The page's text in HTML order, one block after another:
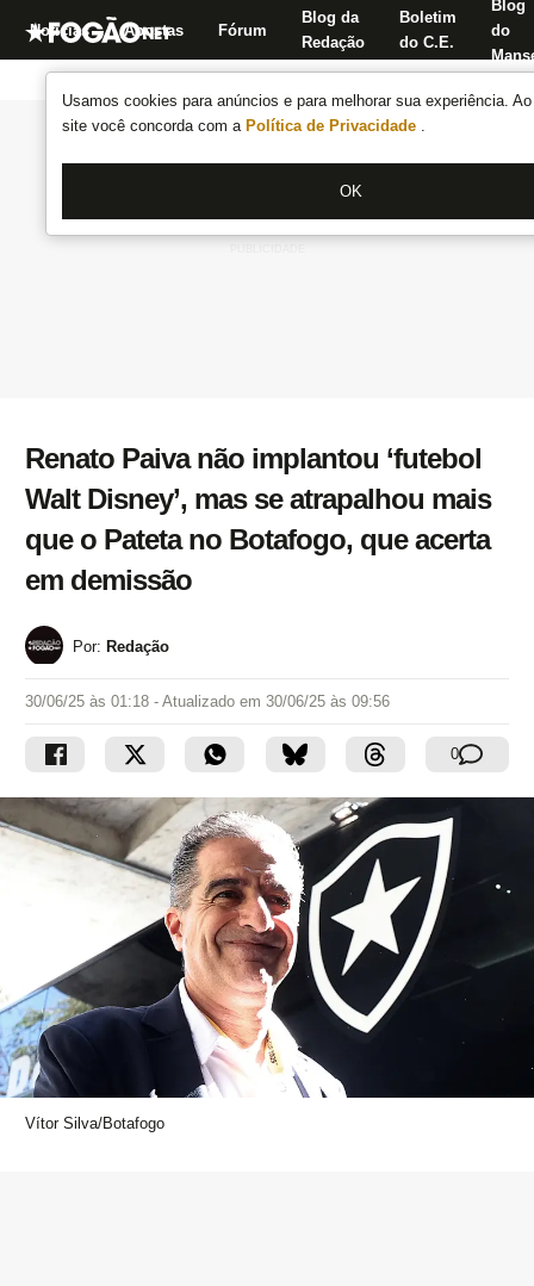
Usamos cookies para anúncios e para melhorar sua experiência.
site você concorda com a Política de Privacidade .
OK
Notícias Apostas Fórum
Blog da
Redação
Boletim
do C.E.
Blog
do
Renato Paiva não implantou ‘futebol
Walt Disney’, mas se atrapalhou mais
que o Pateta no Botafogo, que acerta
em demissão
Por: Redação
30/06/25 às 01:18 - Atualizado em 30/06/25 às 09:56
0
Vítor Silva/Botafogo